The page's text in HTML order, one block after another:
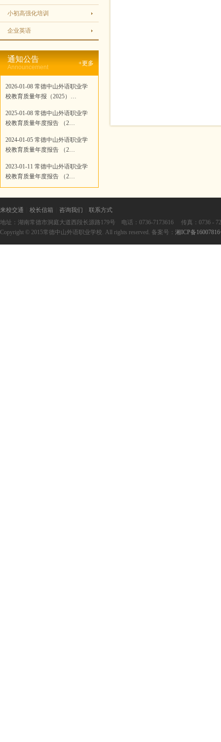
小初高强化培训
企业英语
通知公告
Announcement
+更多
2026-01-08 常德中山外语职业学
校教育质量年报（2025）…
2025-01-08 常德中山外语职业学
校教育质量年度报告 （2…
2024-01-05 常德中山外语职业学
校教育质量年度报告 （2…
2023-01-11 常德中山外语职业学
校教育质量年度报告 （2…
来校交通 校长信箱 咨询我们
联系方式
地址：湖南常德市洞庭大道西段长源路179号 电话：0736-7173616 传真：0736 -
Copyright © 2015常德中山外语职业学校. All rights reserved. 备案号： 湘ICP备